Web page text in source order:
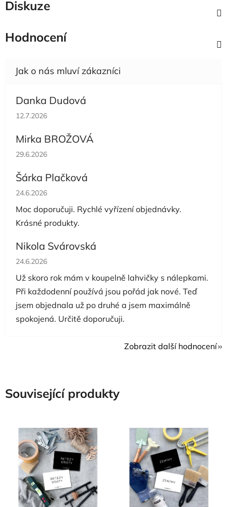
Diskuze
Hodnocení
Danka Dudová
Hodnocení obchodu je 5 z 5 hvězdiček.
12.7.2026
Mirka BROŽOVÁ
Hodnocení obchodu je 5 z 5 hvězdiček.
29.6.2026
Šárka Plačková
Hodnocení obchodu je 5 z 5 hvězdiček.
24.6.2026
Moc doporučuji. Rychlé vyřízení objednávky.
Krásné produkty.
Nikola Svárovská
Hodnocení obchodu je 5 z 5 hvězdiček.
24.6.2026
Už skoro rok mám v koupelně lahvičky s nálepkami.
Při každodenní používá jsou pořád jak nové. Teď
jsem objednala už po druhé a jsem maximálně
spokojená. Určitě doporučuji.
Zobrazit další hodnocení
Související produkty